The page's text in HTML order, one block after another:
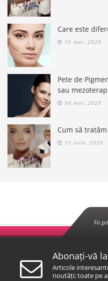
Care este
15 mai, 2020
Pete de
sau
04 mai, 2020
Cum să
15 iulie, 2020
Fii
Abonați-vă
Articole
noutăți; toate pe